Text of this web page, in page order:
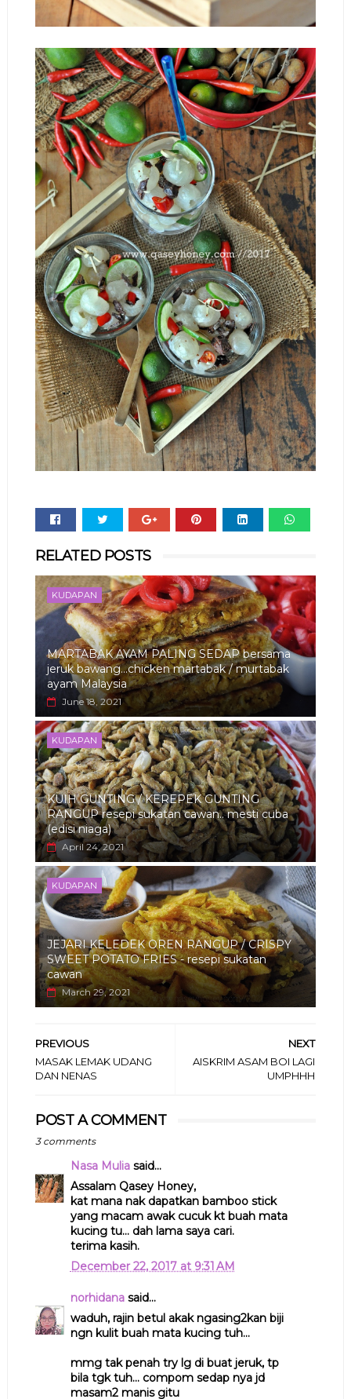
RELATED POSTS
KUDAPAN
MARTABAK AYAM PALING SEDAP bersama
jeruk bawang...chicken martabak / murtabak
ayam Malaysia
June 18, 2021
KUDAPAN
KUIH GUNTING / KEREPEK GUNTING
RANGUP resepi sukatan cawan.. mesti cuba
(edisi niaga)
April 24, 2021
KUDAPAN
JEJARI KELEDEK OREN RANGUP / CRISPY
SWEET POTATO FRIES - resepi sukatan
cawan
March 29, 2021
NEXT
AISKRIM ASAM BOI LAGI
UMPHHH
PREVIOUS
MASAK LEMAK UDANG
DAN NENAS
POST A COMMENT
3 comments
Nasa Muliasaid...
Assalam Qasey Honey,
kat mana nak dapatkan bamboo stick
yang macam awak cucuk kt buah mata
kucing tu... dah lama saya cari.
terima kasih.
December 22, 2017 at 9:31 AM
norhidanasaid...
waduh, rajin betul akak ngasing2kan biji
ngn kulit buah mata kucing tuh...
mmg tak penah try lg di buat jeruk, tp
bila tgk tuh... compom sedap nya jd
masam2 manis gitu